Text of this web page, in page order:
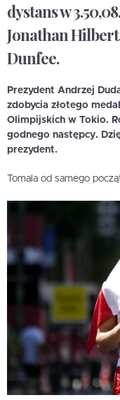
dystans w
Jonathan
Dunfee.
Prezydent Andrzej
zdobycia złotego
Olimpijskich w Tokio.
godnego następcy.
prezydent.
Tomala od samego